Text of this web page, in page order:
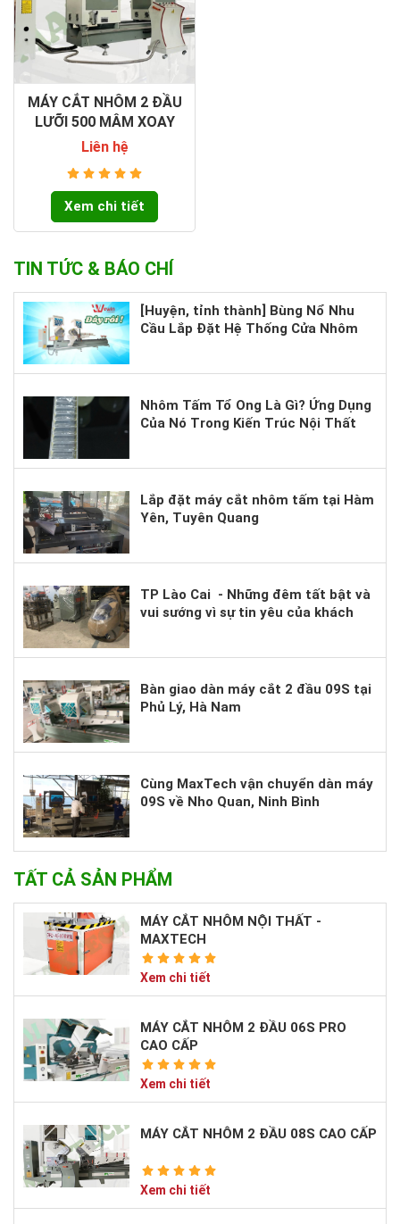
MÁY CẮT NHÔM 2 ĐẦU
LƯỠI 500 MÂM XOAY
Liên hệ
Xem chi tiết
TIN TỨC & BÁO CHÍ
[Huyện, tỉnh thành] Bùng Nổ Nhu
Cầu Lắp Đặt Hệ Thống Cửa Nhôm
Nhôm Tấm Tổ Ong Là Gì? Ứng Dụng
Của Nó Trong Kiến Trúc Nội Thất
Lắp đặt máy cắt nhôm tấm tại Hàm
Yên, Tuyên Quang
TP Lào Cai - Những đêm tất bật và
vui sướng vì sự tin yêu của khách
Bàn giao dàn máy cắt 2 đầu 09S tại
Phủ Lý, Hà Nam
Cùng MaxTech vận chuyển dàn máy
09S về Nho Quan, Ninh Bình
TẤT CẢ SẢN PHẨM
MÁY CẮT NHÔM NỘI THẤT -
MAXTECH
Xem chi tiết
MÁY CẮT NHÔM 2 ĐẦU 06S PRO
CAO CẤP
Xem chi tiết
MÁY CẮT NHÔM 2 ĐẦU 08S CAO CẤP
Xem chi tiết